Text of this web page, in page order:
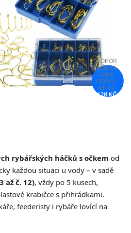
rybářských háčků s očkem od
každou situaci u vody – v sadě
až č. 12), vždy po 5 kusech,
krabičce s přihrádkami.
feederisty i rybáře lovící na
128 KČ